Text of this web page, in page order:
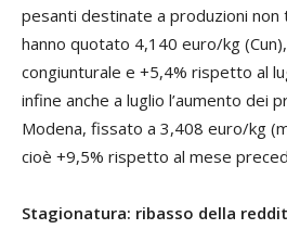
pesanti destinate a produzioni non
hanno quotato 4,140 euro/kg
congiunturale e +5,4% rispetto al
infine anche a luglio l’aumento dei
Modena, fissato a 3,408 euro/kg
cioè +9,5% rispetto al mese
Stagionatura: ribasso della